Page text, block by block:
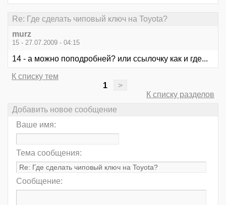
Re: Где сделать чиповый ключ на Toyota?
murz
15 - 27.07.2009 - 04:15
14 - а можно поподробней? или ссылочку как и где...
К списку тем
1
>
К списку разделов
Добавить новое сообщение
Ваше имя:
Тема сообщения:
Сообщение: